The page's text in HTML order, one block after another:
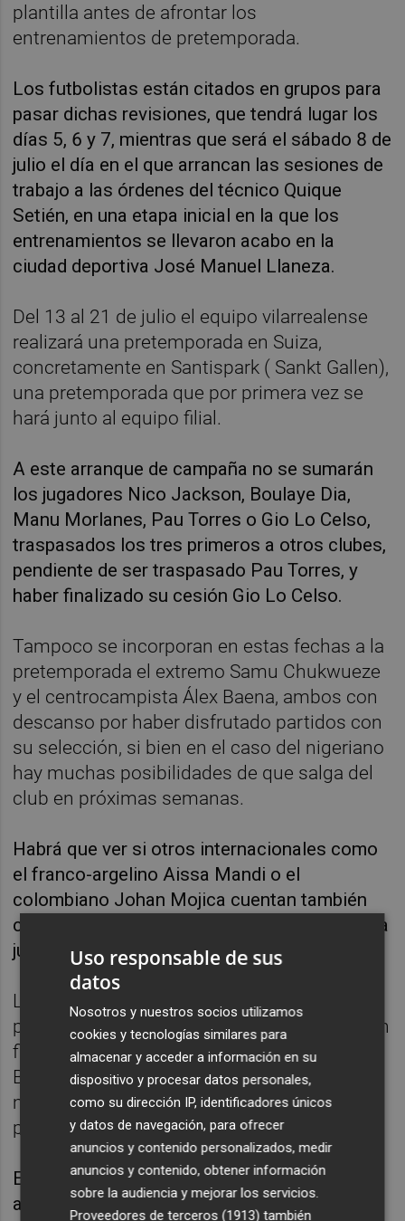
plantilla antes de afrontar los
entrenamientos de pretemporada.
Los futbolistas están citados en grupos para
pasar dichas revisiones, que tendrá lugar los
días 5, 6 y 7, mientras que será el sábado 8 de
julio el día en el que arrancan las sesiones de
trabajo a las órdenes del técnico Quique
Setién, en una etapa inicial en la que los
entrenamientos se llevaron acabo en la
ciudad deportiva José Manuel Llaneza.
Del 13 al 21 de julio el equipo vilarrealense
realizará una pretemporada en Suiza,
concretamente en Santispark ( Sankt Gallen),
una pretemporada que por primera vez se
hará junto al equipo filial.
A este arranque de campaña no se sumarán
los jugadores Nico Jackson, Boulaye Dia,
Manu Morlanes, Pau Torres o Gio Lo Celso,
traspasados los tres primeros a otros clubes,
pendiente de ser traspasado Pau Torres, y
haber finalizado su cesión Gio Lo Celso.
Tampoco se incorporan en estas fechas a la
pretemporada el extremo Samu Chukwueze
y el centrocampista Álex Baena, ambos con
descanso por haber disfrutado partidos con
su selección, si bien en el caso del nigeriano
hay muchas posibilidades de que salga del
club en próximas semanas.
Habrá que ver si otros internacionales como
el franco-argelino Aissa Mandi o el
colombiano Johan Mojica cuentan también
con más días de descanso o se incorporan ya
junto al resto del grupo.
La gran novedad en este inicio de
pretemporada será la presencia de los recién
fichados Denis Suárez, Santi Comesaña y
Ben Brereton, a los que se suma el hispano-
marroquí Ilias Akomach, que alternará el
primer equipo con el filial.
El Villarreal tiene cerrados amistosos frente
al FC St Gallen el 15 de julio, SC Reindorf
Uso responsable de sus
datos
Nosotros y nuestros socios utilizamos
cookies y tecnologías similares para
almacenar y acceder a información en su
dispositivo y procesar datos personales,
como su dirección IP, identificadores únicos
y datos de navegación, para ofrecer
anuncios y contenido personalizados, medir
anuncios y contenido, obtener información
sobre la audiencia y mejorar los servicios.
Proveedores de terceros (1913) también